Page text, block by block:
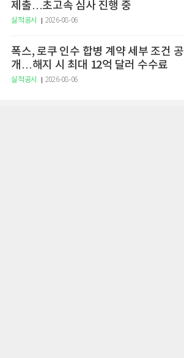
제출…초고속 심사 진행 중
실적공시 2026-08-06
폭스, 로쿠 인수 합병 계약 세부 조건 공
개…해지 시 최대 12억 달러 수수료
실적공시 2026-08-06